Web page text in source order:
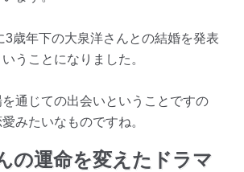
3歳年下の大泉洋さんとの結婚を発表
うことになりました。
を通じての出会いということですの
みたいなものですね。
の運命を変えたドラマ